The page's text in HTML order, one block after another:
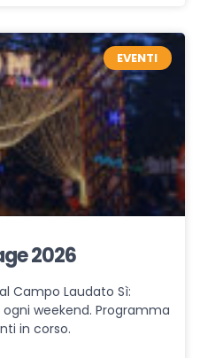
EVENTI
2026
Campo Laudato Sì:
weekend. Programma
in corso.